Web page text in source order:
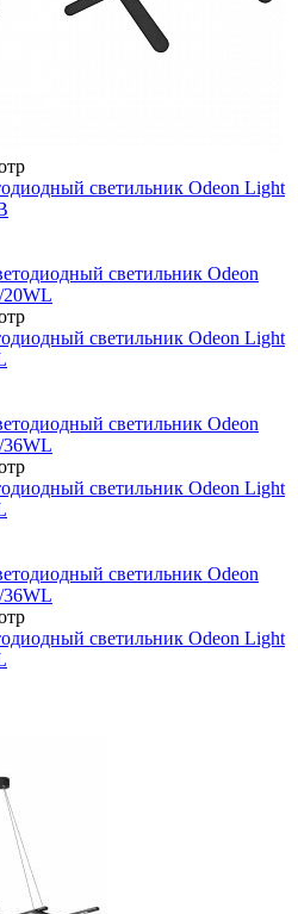
светильник Odeon Light
светильник Odeon Light
светильник Odeon Light
светильник Odeon Light